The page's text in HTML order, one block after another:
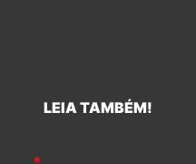
LEIA TAMBÉM!